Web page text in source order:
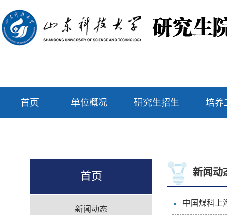
首页 单位概况 研究生招生 培养
首页
新闻动态
新闻动
中国煤科上